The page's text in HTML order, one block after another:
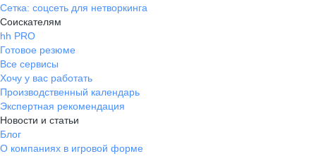
Сетка: соцсеть для нетворкинга
Соискателям
hh PRO
Готовое резюме
Все сервисы
Хочу у вас работать
Производственный календарь
Экспертная рекомендация
Новости и статьи
Блог
О компаниях в игровой форме